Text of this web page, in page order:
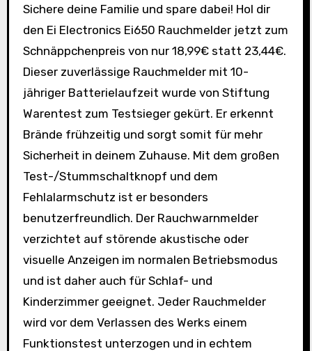
Sichere deine Familie und spare dabei! Hol dir
den Ei Electronics Ei650 Rauchmelder jetzt zum
Schnäppchenpreis von nur 18,99€ statt 23,44€.
Dieser zuverlässige Rauchmelder mit 10-
jähriger Batterielaufzeit wurde von Stiftung
Warentest zum Testsieger gekürt. Er erkennt
Brände frühzeitig und sorgt somit für mehr
Sicherheit in deinem Zuhause. Mit dem großen
Test-/Stummschaltknopf und dem
Fehlalarmschutz ist er besonders
benutzerfreundlich. Der Rauchwarnmelder
verzichtet auf störende akustische oder
visuelle Anzeigen im normalen Betriebsmodus
und ist daher auch für Schlaf- und
Kinderzimmer geeignet. Jeder Rauchmelder
wird vor dem Verlassen des Werks einem
Funktionstest unterzogen und in echtem